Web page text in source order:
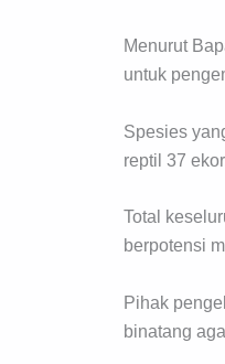
Menurut
untuk
Spesies
reptil 37
Total
berpotensi
Pihak
binatang